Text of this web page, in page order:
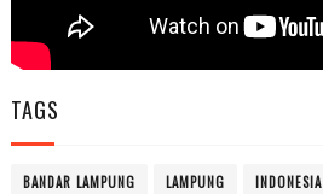
TAGS
BANDAR LAMPUNG LAMPUNG INDONESIA